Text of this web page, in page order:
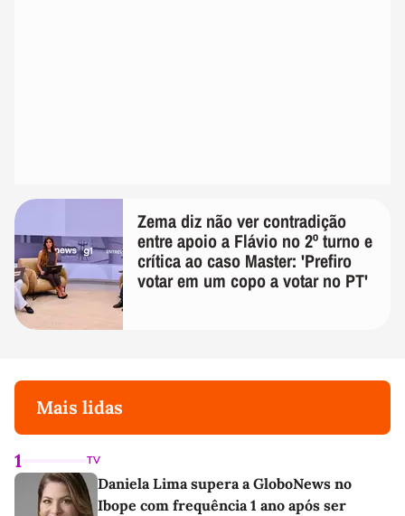
Zema diz não ver contradição
entre apoio a Flávio no 2º turno e
crítica ao caso Master: 'Prefiro
votar em um copo a votar no PT'
Mais lidas
1 TV
Daniela Lima supera a GloboNews no
Ibope com frequência 1 ano após ser